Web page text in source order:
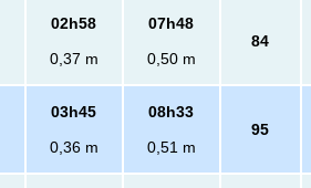
02h58
0,37 m
07h48
0,50 m
84
03h45
0,36 m
08h33
0,51 m
95